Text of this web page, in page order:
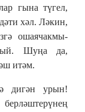
гына түгел,
хәл. Ләкин,
ошаячакмы-
Шуңа да,
итәм.
дигән урын!